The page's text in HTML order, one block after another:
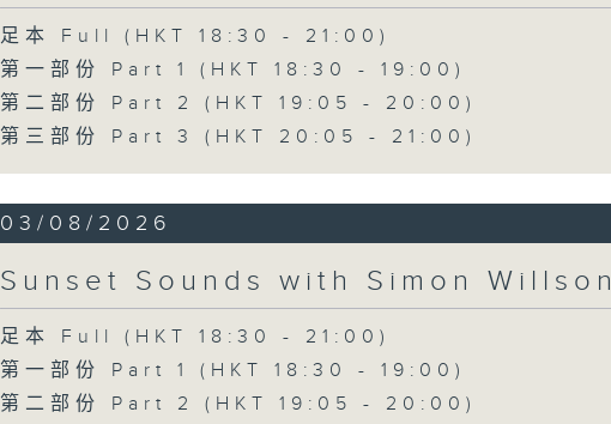
足本 Full (HKT 18:30 - 21:00)
第一部份 Part 1 (HKT 18:30 - 19:00)
第二部份 Part 2 (HKT 19:05 - 20:00)
第三部份 Part 3 (HKT 20:05 - 21:00)
03/08/2026
Sunset Sounds with Simon Willson
足本 Full (HKT 18:30 - 21:00)
第一部份 Part 1 (HKT 18:30 - 19:00)
第二部份 Part 2 (HKT 19:05 - 20:00)